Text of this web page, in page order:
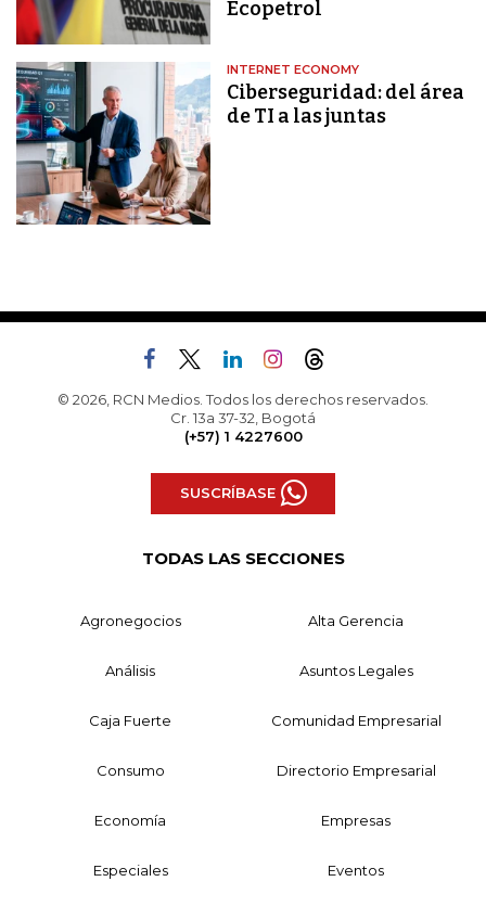
Ecopetrol
INTERNET ECONOMY
Ciberseguridad: del área
de TI a las juntas
© 2026, RCN Medios. Todos los derechos reservados.
Cr. 13a 37-32, Bogotá
(+57) 1 4227600
SUSCRÍBASE
TODAS LAS SECCIONES
Agronegocios Alta Gerencia
Análisis Asuntos Legales
Caja Fuerte Comunidad Empresarial
Consumo Directorio Empresarial
Economía Empresas
Especiales Eventos